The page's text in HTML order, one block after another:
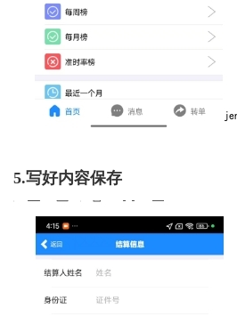
5.写好内容保存